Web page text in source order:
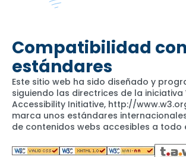
Compatibilidad con
estándares
Este sitio web ha sido diseñado y
siguiendo las directrices de la iniciativa
Accessibility Initiative, http://
marca unos estándares
de contenidos webs accesibles a todo